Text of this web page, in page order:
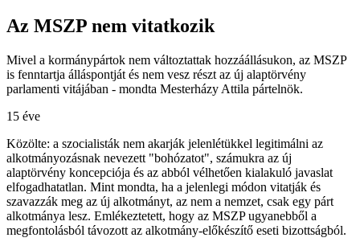
Az MSZP nem vitatkozik
Mivel a kormánypártok nem változtattak hozzáállásukon, az MSZP
is fenntartja álláspontját és nem vesz részt az új alaptörvény
parlamenti vitájában - mondta Mesterházy Attila pártelnök.
15 éve
Közölte: a szocialisták nem akarják jelenlétükkel legitimálni az
alkotmányozásnak nevezett "bohózatot", számukra az új
alaptörvény koncepciója és az abból vélhetően kialakuló javaslat
elfogadhatatlan. Mint mondta, ha a jelenlegi módon vitatják és
szavazzák meg az új alkotmányt, az nem a nemzet, csak egy párt
alkotmánya lesz. Emlékeztetett, hogy az MSZP ugyanebből a
megfontolásból távozott az alkotmány-előkészítő eseti bizottságból.